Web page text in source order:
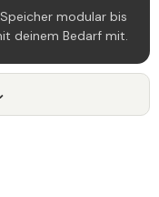
modular bis
deinem Bedarf mit.